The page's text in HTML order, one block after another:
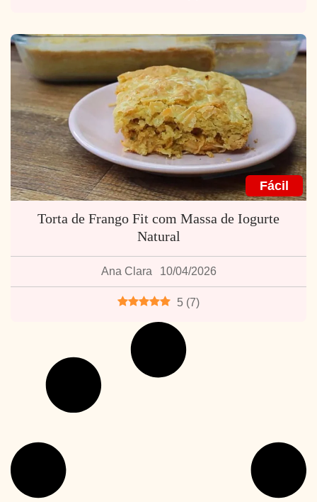
Fácil
Torta de Frango Fit com Massa de Iogurte
Natural
Ana Clara 10/04/2026
5 (7)